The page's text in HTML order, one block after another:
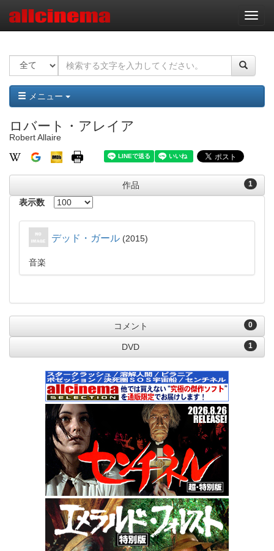
ナ
ビ
ー
ョ
ン
メニュー
ロバート・アレイア
Robert Allaire
1
作品
表示数
デッド・ガール 2015
音楽
0
コメント
1
DVD